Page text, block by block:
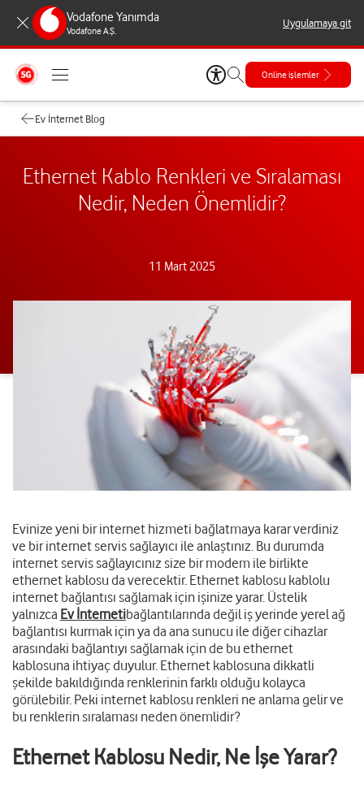
Vodafone Yanımda
Vodafone A.Ş.
Uygulamaya git
Online işlemler
Ev İnternet Blog
Ethernet Kablo Renkleri ve Sıralaması
Nedir, Neden Önemlidir?
11 Mart 2025
Evinize yeni bir internet hizmeti bağlatmaya karar verdiniz
ve bir internet servis sağlayıcı ile anlaştınız. Bu durumda
internet servis sağlayıcınız size bir modem ile birlikte
ethernet kablosu da verecektir. Ethernet kablosu kablolu
internet bağlantısı sağlamak için işinize yarar. Üstelik
yalnızca Ev İnternetibağlantılarında değil iş yerinde yerel ağ
bağlantısı kurmak için ya da ana sunucu ile diğer cihazlar
arasındaki bağlantıyı sağlamak için de bu ethernet
kablosuna ihtiyaç duyulur. Ethernet kablosuna dikkatli
şekilde bakıldığında renklerinin farklı olduğu kolayca
görülebilir. Peki internet kablosu renkleri ne anlama gelir ve
bu renklerin sıralaması neden önemlidir?
Ethernet Kablosu Nedir, Ne İşe Yarar?